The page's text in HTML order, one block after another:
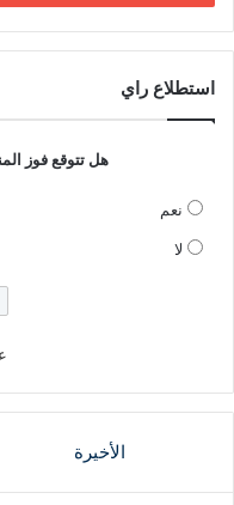
استطلاع راي
هل تتوقع فوز
نعم
لا
الأخيرة